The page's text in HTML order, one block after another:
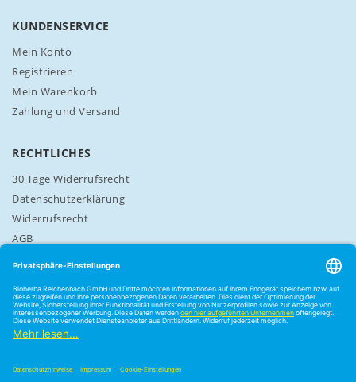
n
KUNDENSERVICE
Mein Konto
Registrieren
Mein Warenkorb
Zahlung und Versand
RECHTLICHES
30 Tage Widerrufsrecht
Datenschutzerklärung
Widerrufsrecht
AGB